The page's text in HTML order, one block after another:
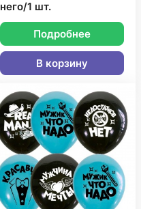
него/1 шт.
Подробнее
В корзину